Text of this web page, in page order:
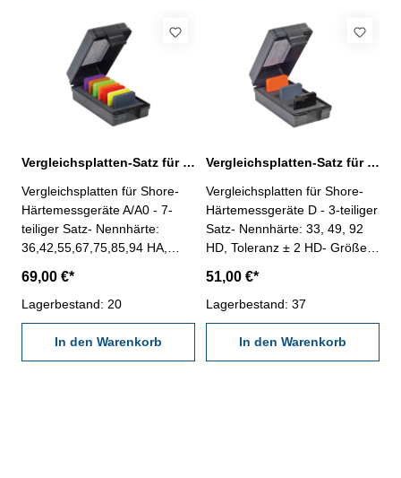
Behältnis/Kasten Spitzenform
C: Kugel 2,5 mm Messbereich
0 - 100 HC Ablesung 1 HC
Erfassen des Spitzwertes- im
Behältnis/Kasten Spitzenform
D: Kegel, 30°, SR 0,1 mm
Messbereich 0 - 100 HD
Ablesung 1 HD
Vergleichsplatten-Satz für Shore-Härtemessgeräte A/A0
Vergleichsplatten für Shore-
Härtemessgeräte A/A0 - 7-
teiliger Satz- Nennhärte:
36,42,55,67,75,85,94 HA,
50 x 8 mm- in stablier
Kunststoffkassette
69,00 €*
Lagerbestand: 20
In den Warenkorb
Vergleichsplatten-Satz für Shore-Härtemessgeräte D
Vergleichsplatten für Shore-
Härtemessgeräte D - 3-teiliger
Satz- Nennhärte: 33, 49, 92
HD, Toleranz ± 2 HD- Größe :
Kunststoffkassette
51,00 €*
Lagerbestand: 37
In den Warenkorb